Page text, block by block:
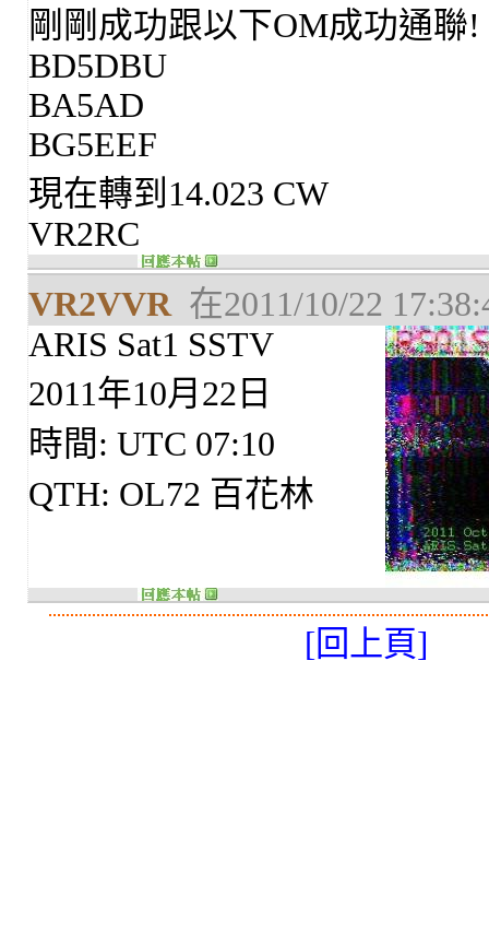
剛剛成功跟以下OM成功通聯!
BD5DBU
BA5AD
BG5EEF
現在轉到14.023 CW
VR2RC
VR2VVR在2011/10/22
ARIS Sat1 SSTV
2011年10月22日
時間: UTC 07:10
QTH: OL72 百花林
[回上頁]